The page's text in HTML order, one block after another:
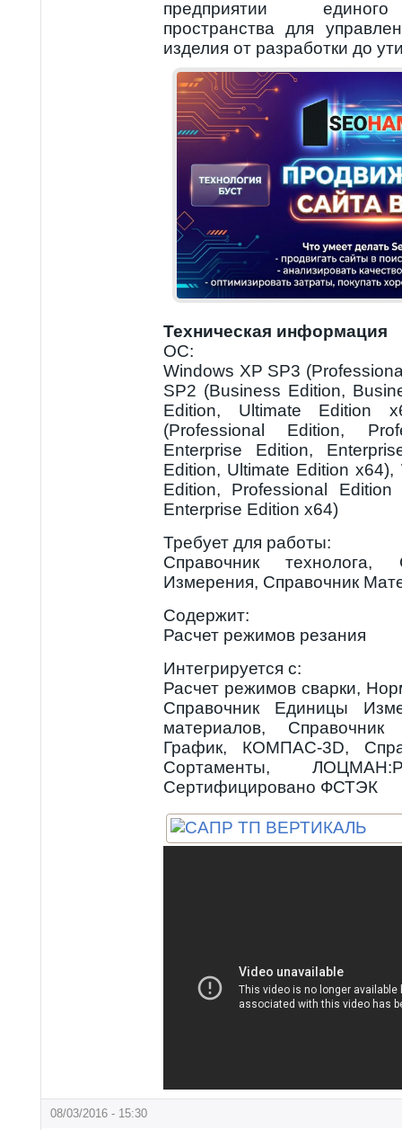
предприятии
пространства для
изделия от разработки до
Техническая информация
ОС:
Windows XP SP3
SP2 (Business Edition,
Edition, Ultimate Edition
(Professional Edition,
Enterprise Edition,
Edition, Ultimate Edition
Edition, Professional
Enterprise Edition x64)
Требует для работы:
Справочник технолога,
Измерения, Справочник
Содержит:
Расчет режимов резания
Интегрируется с:
Расчет режимов сварки,
Справочник Единицы
материалов,
График, КОМПАС-3D,
Сортаменты,
Сертифицировано ФСТЭК
08/03/2016 - 15:30